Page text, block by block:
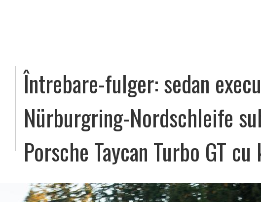
Întrebare-fulger: sedan
Nürburgring-Nordschleife
Porsche Taycan Turbo GT